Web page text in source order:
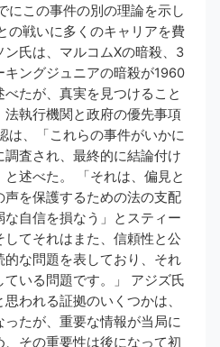
にこの事件の別の理論を示し
の戦いに多くのキャリアを費
氏は、マルコムXの暗殺、3
ングジュニアの暗殺が1960
たが、真実を見つけること
執行機関と政府の優先事項
は、「これらの事件がいかに
査され、最終的に結論付け
述べた。 「それは、偏見と
を保護するための法の支配
自信を損なう」とスティー
てそれはまた、信頼性と公
な問題を表しており、それ
いる問題です。」 アジズ氏
われる証拠のいくつかは、
たが、重要な情報が当局に
その重要性は後になって初